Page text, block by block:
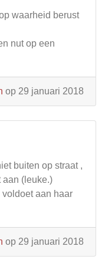
waarheid berust
nut op een
op 29 januari 2018
buiten op straat ,
aan (leuke.)
aan haar
op 29 januari 2018